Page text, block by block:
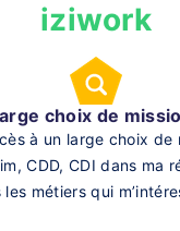
iziwork
choix de
à un large choix de
CDD, CDI dans ma
les métiers qui